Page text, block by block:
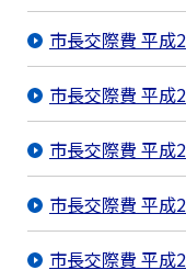
市長交際費 平成
市長交際費 平成
市長交際費 平成
市長交際費 平成
市長交際費 平成